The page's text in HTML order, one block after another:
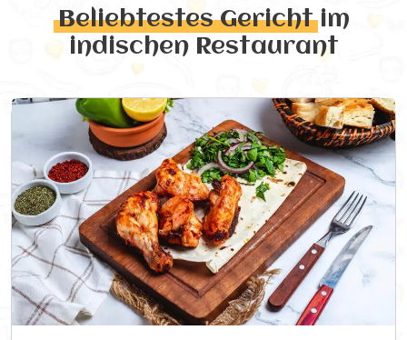
Beliebtestes Gerichtim
indischen Restaurant